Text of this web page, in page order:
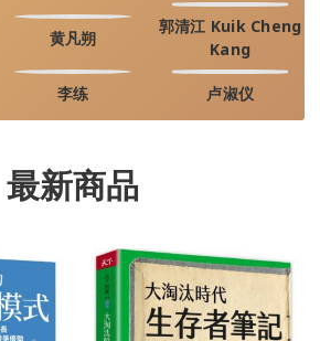
黄凡朔
郭清江 Kuik Cheng
Kang
李练 卢淑仪
最新商品